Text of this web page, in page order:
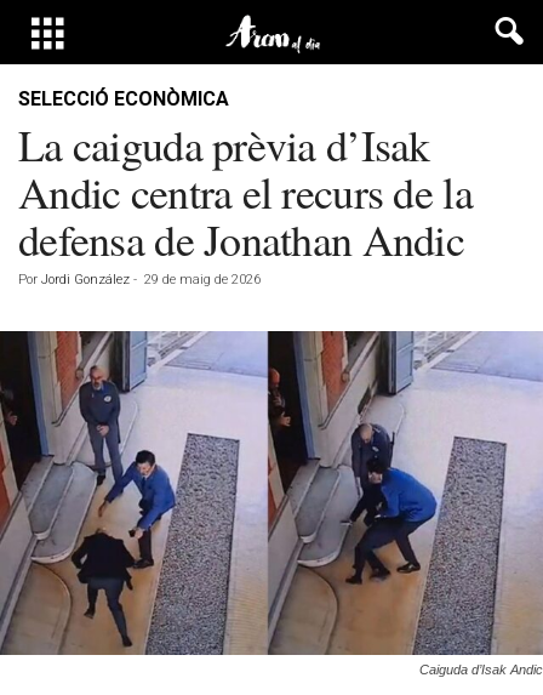
SELECCIÓ ECONÒMICA
La caiguda prèvia d’Isak
Andic centra el recurs de la
defensa de Jonathan Andic
Por Jordi González - 29 de maig de 2026
Caiguda d’Isak Andic